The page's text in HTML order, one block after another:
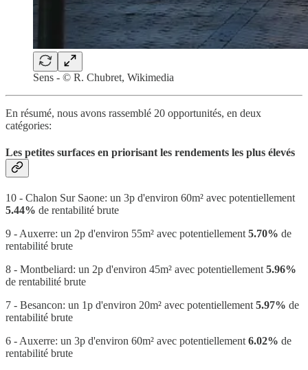
Sens - © R. Chubret, Wikimedia
En résumé, nous avons rassemblé 20 opportunités, en deux
catégories:
Les petites surfaces en priorisant les rendements les plus élevés
10 - Chalon Sur Saone: un 3p d'environ 60m² avec potentiellement
5.44% de rentabilité brute
9 - Auxerre: un 2p d'environ 55m² avec potentiellement 5.70% de
rentabilité brute
8 - Montbeliard: un 2p d'environ 45m² avec potentiellement 5.96%
de rentabilité brute
7 - Besancon: un 1p d'environ 20m² avec potentiellement 5.97% de
rentabilité brute
6 - Auxerre: un 3p d'environ 60m² avec potentiellement 6.02% de
rentabilité brute